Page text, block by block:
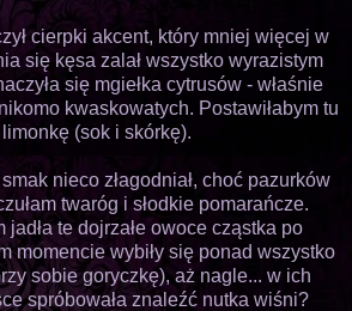
cierpki akcent, który mniej więcej w
się kęsa zalał wszystko wyrazistym
się mgiełka cytrusów - właśnie
kwaskowatych. Postawiłabym tu
(sok i skórkę).
nieco złagodniał, choć pazurków
twaróg i słodkie pomarańcze.
jadła te dojrzałe owoce cząstka po
momencie wybiły się ponad wszystko
sobie goryczkę), aż nagle... w ich
spróbowała znaleźć nutka wiśni?